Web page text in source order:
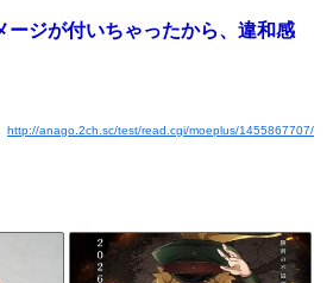
ージが付いちゃったから、違和感
http://anago.2ch.sc/test/read.cgi/moeplus/1455867707/